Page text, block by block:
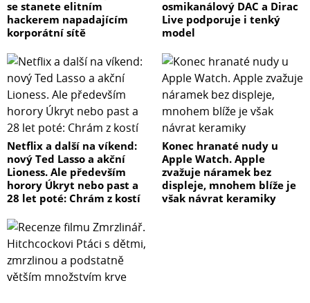
se stanete elitním
hackerem napadajícím
korporátní sítě
osmikanálový DAC a Dirac
Live podporuje i tenký
model
Netflix a další na víkend:
nový Ted Lasso a akční
Lioness. Ale především
horory Úkryt nebo past a
28 let poté: Chrám z kostí
Konec hranaté nudy u
Apple Watch. Apple
zvažuje náramek bez
displeje, mnohem blíže je
však návrat keramiky